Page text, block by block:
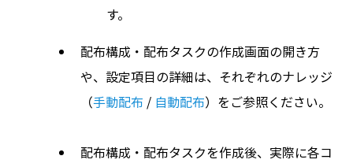
す。
配布構成・配布タスクの作成画面の開き方
や、設定項目の詳細は、それぞれのナレッジ
（手動配布 / 自動配布）をご参照ください。
配布構成・配布タスクを作成後、実際に各コ